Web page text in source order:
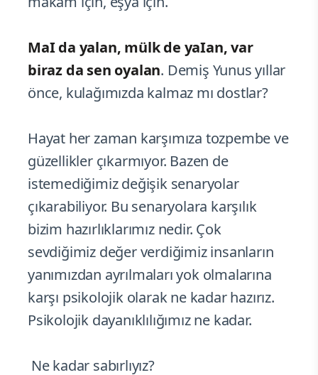
MaI da yalan, mülk de yaIan, var
biraz da sen oyalan. Demiş Yunus yıllar
önce, kulağımızda kalmaz mı dostlar?
Hayat her zaman karşımıza tozpembe ve
güzellikler çıkarmıyor. Bazen de
istemediğimiz değişik senaryolar
çıkarabiliyor. Bu senaryolara karşılık
bizim hazırlıklarımız nedir. Çok
sevdiğimiz değer verdiğimiz insanların
yanımızdan ayrılmaları yok olmalarına
karşı psikolojik olarak ne kadar hazırız.
Psikolojik dayanıklılığımız ne kadar.
Ne kadar sabırlıyız?